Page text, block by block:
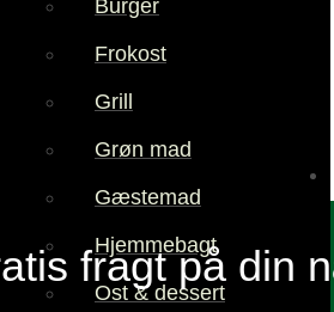
Burger
Frokost
Grill
Grøn mad
Gæstemad
Hjemmebagt
Ost & dessert
fragt på din